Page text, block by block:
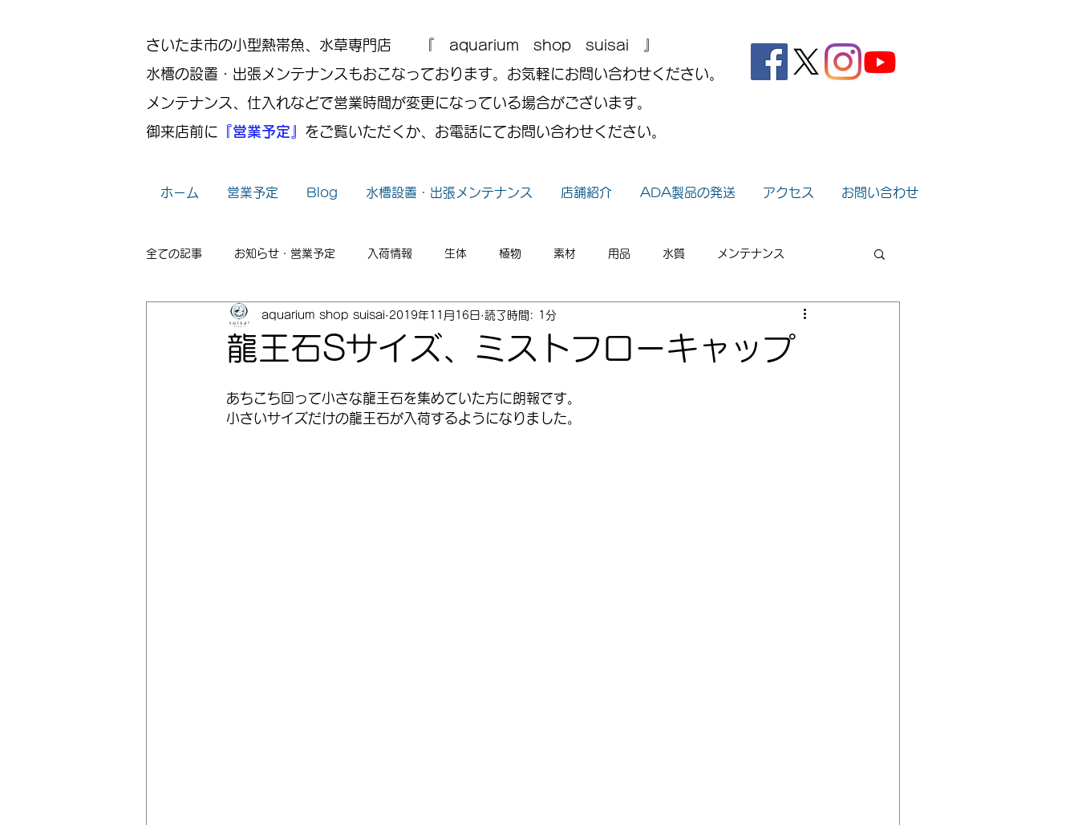
さいたま市の小型熱帯魚、水草専門店 『 aquarium shop suisai 』
水槽の設置・出張メンテナンスもおこなっております。お気軽にお問い合わせください。
メンテナンス、仕入れなどで営業時間が変更になっている場合がございます。
御来店前に 『営業予定』 をご覧いただくか、お電話にてお問い合わせください。
ホーム 営業予定 Blog 水槽設置・出張メンテナンス 店舗紹介 ADA製品の発送 アクセス お問い合わせ
全ての記事 お知らせ・営業予定 入荷情報 生体 植物 素材 用品 水質 メンテナンス
レイアウト 出張メンテナンス 小ネタ 2026年 2025年
龍王石Sサイズ、ミストフローキャップ
aquarium shop suisai 2019年11月16日 読了時間: 1分
あちこち回って小さな龍王石を集めていた方に朗報です。
小さいサイズだけの龍王石が入荷するようになりました。